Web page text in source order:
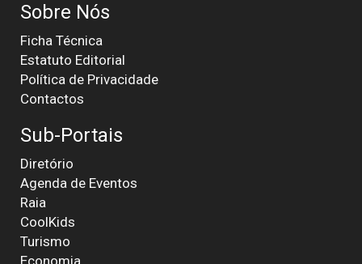
Sobre Nós
Ficha Técnica
Estatuto Editorial
Política de Privacidade
Contactos
Sub-Portais
Diretório
Agenda de Eventos
Raia
CoolKids
Turismo